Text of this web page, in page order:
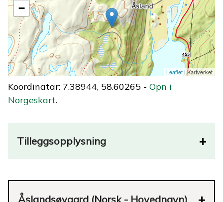
−
Leaflet| Kartverket
Koordinatar: 7.38944, 58.60265 - Opn i
Norgeskart.
Tilleggsopplysning
Åslandsøygard (Norsk - Hovednavn)